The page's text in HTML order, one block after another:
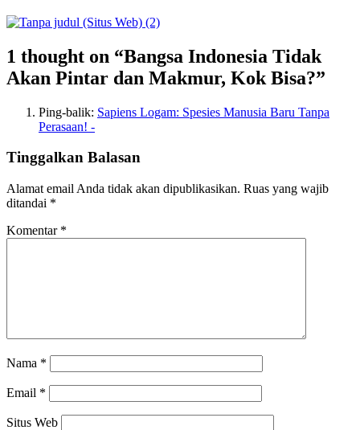
1 thought on “Bangsa Indonesia Tidak
Akan Pintar dan Makmur, Kok Bisa?”
Ping-balik: Sapiens Logam: Spesies Manusia Baru Tanpa
Perasaan! -
Tinggalkan Balasan
Alamat email Anda tidak akan dipublikasikan. Ruas yang wajib
ditandai *
Komentar *
Nama *
Email *
Situs Web